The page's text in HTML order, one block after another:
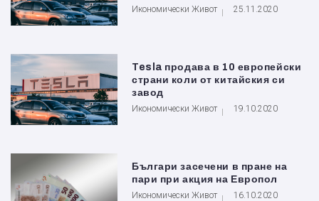
Икономически Живот 25.11.2020
Tesla продава в 10 европейски
страни коли от китайския си
завод
Икономически Живот 19.10.2020
Българи засечени в пране на
пари при акция на Европол
Икономически Живот 16.10.2020